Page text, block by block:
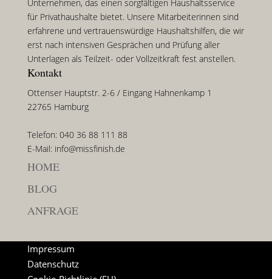
Unternehmen, das einen sorgfältigen Haushaltsservice
für Privathaushalte bietet. Unsere Mitarbeiterinnen sind
erfahrene und vertrauenswürdige Haushaltshilfen, die wir
erst nach intensiven Gesprächen und Prüfung aller
Unterlagen als Teilzeit- oder Vollzeitkraft fest anstellen.
Kontakt
Ottenser Hauptstr. 2-6 / Eingang Hahnenkamp 1
22765 Hamburg
Telefon: 040 36 88 111 88
E-Mail: info@missfinish.de
HOME
BLOG
ANFRAGE
Impressum
Datenschutz